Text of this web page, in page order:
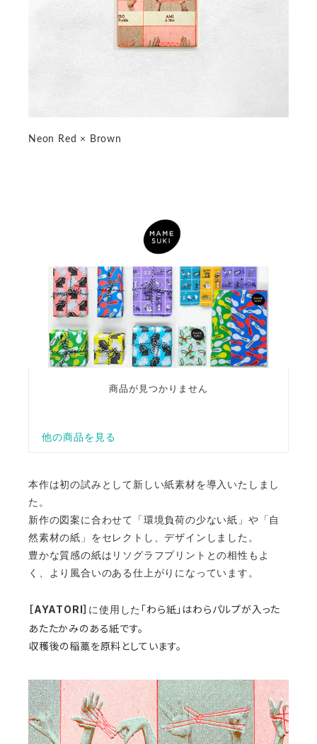
Neon Red × Brown
本作は初の試みとして新しい紙素材を導入いたしまし
た。
新作の図案に合わせて「環境負荷の少ない紙」や「自
然素材の紙」をセレクトし、デザインしました。
豊かな質感の紙はリソグラフプリントとの相性もよ
く、より風合いのある仕上がりになっています。
［AYATORI］ に使用した 「わら紙」はわらパルプが入った
あたたかみのある紙です。
収穫後の稲藁を原料としています。